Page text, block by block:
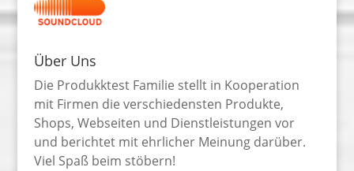
Über Uns
Die Produkktest Familie stellt in Kooperation
mit Firmen die verschiedensten Produkte,
Shops, Webseiten und Dienstleistungen vor
und berichtet mit ehrlicher Meinung darüber.
Viel Spaß beim stöbern!